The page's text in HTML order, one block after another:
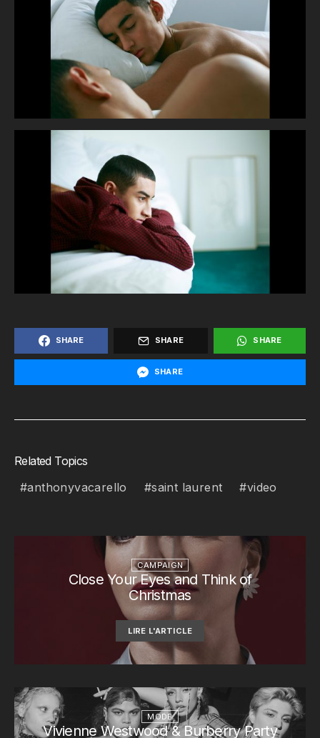
SHARE SHARE SHARE
SHARE
Related Topics
anthonyvacarello
saint laurent video
CAMPAIGN
Close Your Eyes and Think of
Christmas
LIRE L'ARTICLE
MODE
Vivienne Westwood & Burberry Party